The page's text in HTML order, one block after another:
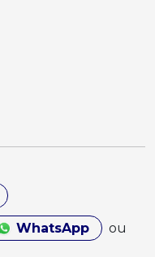
WhatsApp
ou